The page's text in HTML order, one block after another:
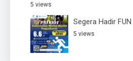
5 views
Segera Hadir
5 views